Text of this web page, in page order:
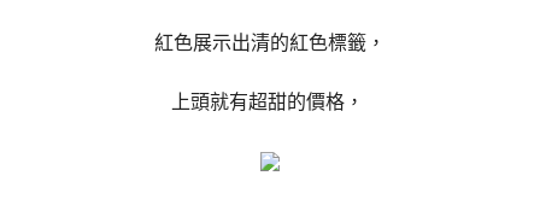
紅色展示出清的紅色標籤，
上頭就有超甜的價格，